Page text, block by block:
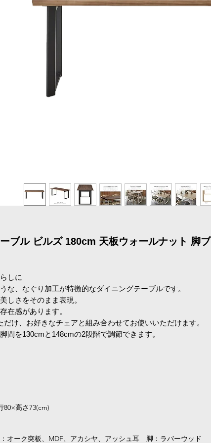
ブル ビルズ 180cm 天板ウォールナット 脚ブ
しに
な、なぐり加工が特徴的なダイニングテーブルです。
しさをそのまま表現。
在感があります。
だけ、お好きなチェアと組み合わせてお使いいただけます。
間を130cmと148cmの2段階で調節できます。
80×高さ73(cm)
オーク突板、MDF、アカシヤ、アッシュ耳 脚：ラバーウッド